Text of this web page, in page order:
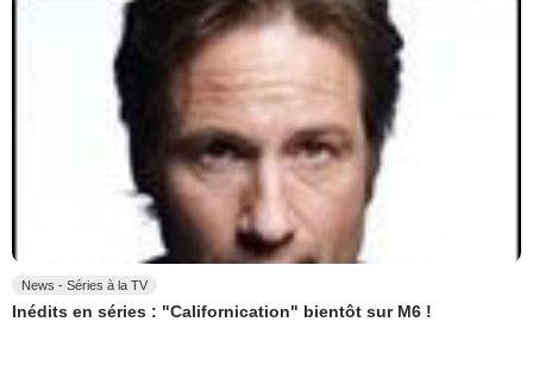
News - Séries à la TV
Inédits en séries : "Californication" bientôt sur M6 !